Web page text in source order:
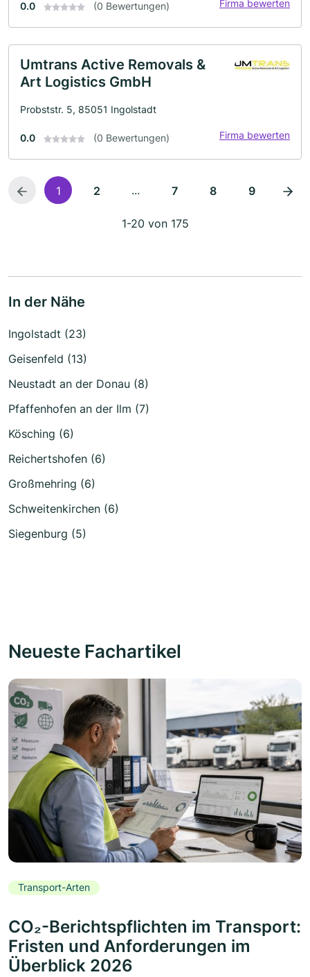
0.0 (0 Bewertungen) Firma bewerten
Umtrans Active Removals &
Art Logistics GmbH
Probststr. 5, 85051 Ingolstadt
0.0 (0 Bewertungen) Firma bewerten
1 2 ... 7 8 9
1-20 von 175
In der Nähe
Ingolstadt (23)
Geisenfeld (13)
Neustadt an der Donau (8)
Pfaffenhofen an der Ilm (7)
Kösching (6)
Reichertshofen (6)
Großmehring (6)
Schweitenkirchen (6)
Siegenburg (5)
Neueste Fachartikel
Transport-Arten
CO₂-Berichtspflichten im Transport:
Fristen und Anforderungen im
Überblick 2026